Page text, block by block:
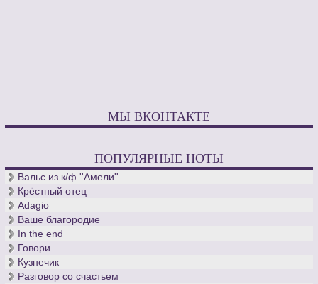
МЫ ВКОНТАКТЕ
ПОПУЛЯРНЫЕ НОТЫ
Вальс из к/ф ''Амели''
Крёстный отец
Adagio
Ваше благородие
In the end
Говори
Кузнечик
Разговор со счастьем